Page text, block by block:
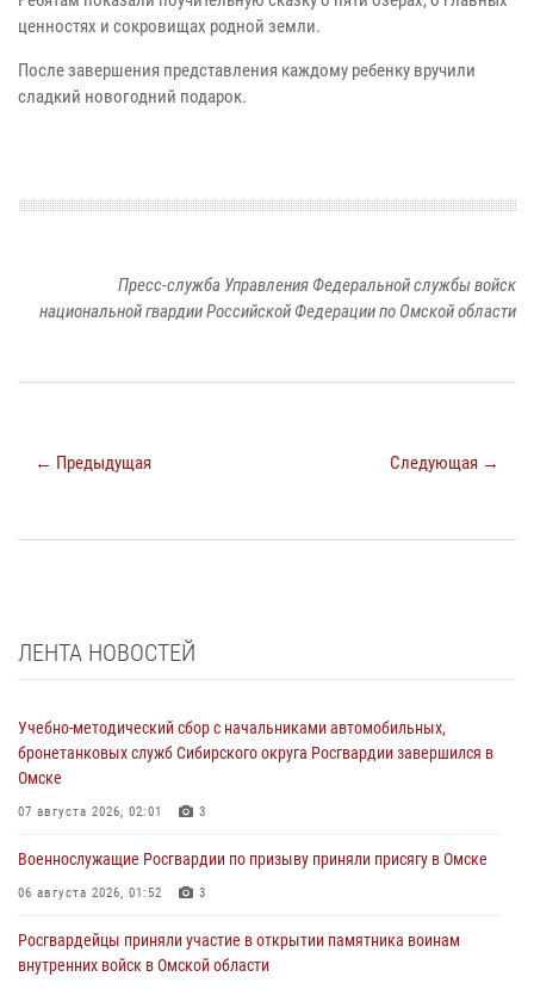
ценностях и сокровищах родной земли.
После завершения представления каждому ребенку вручили
сладкий новогодний подарок.
Пресс-служба Управления Федеральной службы войск
национальной гвардии Российской Федерации по Омской области
← Предыдущая Следующая →
ЛЕНТА НОВОСТЕЙ
Учебно-методический сбор с начальниками автомобильных,
бронетанковых служб Сибирского округа Росгвардии завершился в
Омске
07 августа 2026, 02:01 3
Военнослужащие Росгвардии по призыву приняли присягу в Омске
06 августа 2026, 01:52 3
Росгвардейцы приняли участие в открытии памятника воинам
внутренних войск в Омской области